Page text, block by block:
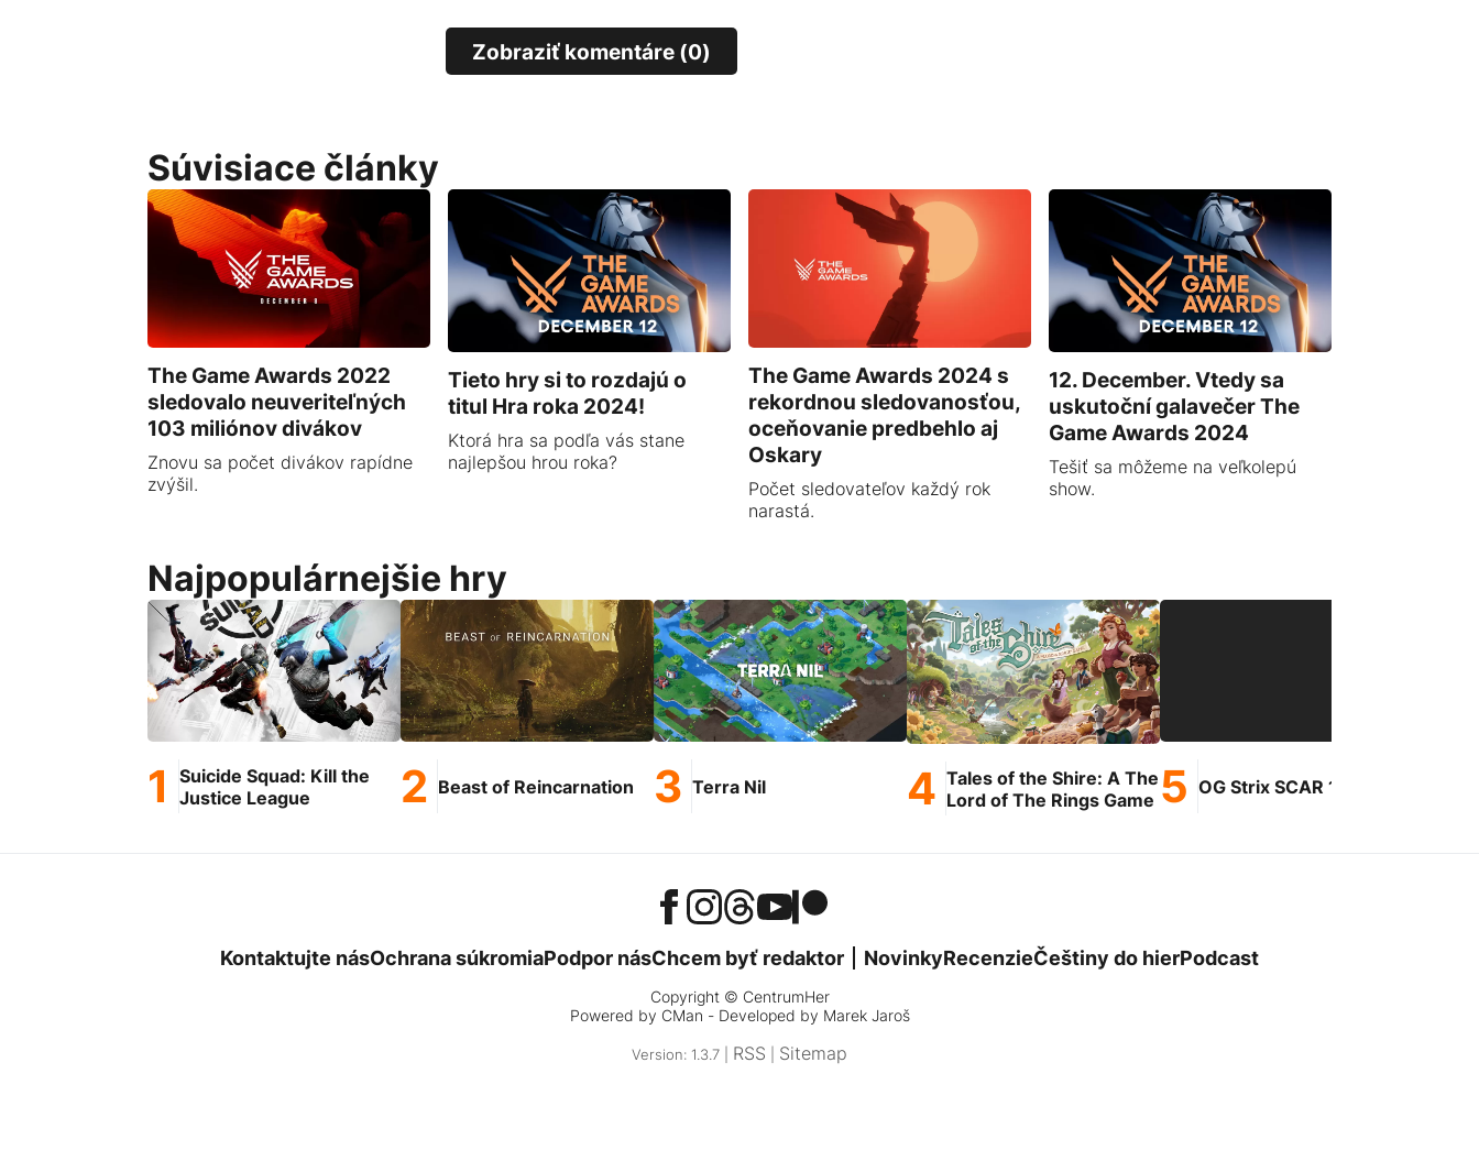
Zobraziť komentáre (0)
Súvisiace články
The Game Awards 2022
sledovalo neuveriteľných
103 miliónov divákov
Znovu sa počet divákov rapídne
zvýšil.
Tieto hry si to rozdajú o
titul Hra roka 2024!
Ktorá hra sa podľa vás stane
najlepšou hrou roka?
The Game Awards 2024 s
rekordnou sledovanosťou,
oceňovanie predbehlo aj
Oskary
Počet sledovateľov každý rok
narastá.
12. December. Vtedy sa
uskutoční galavečer The
Game Awards 2024
Tešiť sa môžeme na veľkolepú
show.
Najpopulárnejšie hry
Suicide Squad: Kill the
Justice League
Beast of Reincarnation Terra Nil
Tales of the Shire: A The
Lord of The Rings Game
OG Strix SCAR 18
Kontaktujte násOchrana súkromiaPodpor násChcem byť redaktor NovinkyRecenzieČeštiny do hierPodcast
Copyright © CentrumHer
Powered by CMan - Developed by Marek Jaroš
Version: 1.3.7 | RSS Sitemap